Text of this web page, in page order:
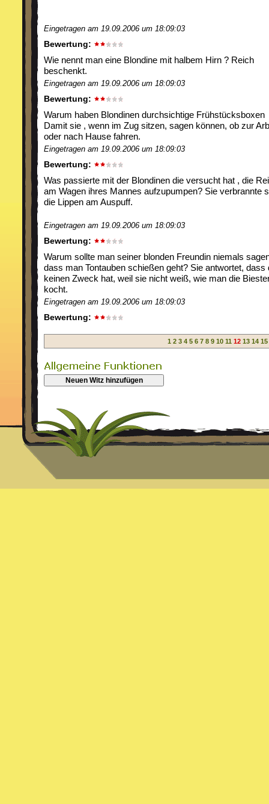
Eingetragen am 19.09.2006 um 18:09:03
Bewertung:
Wie nennt man eine Blondine mit halbem Hirn ? Reich
beschenkt.
Eingetragen am 19.09.2006 um 18:09:03
Bewertung:
Warum haben Blondinen durchsichtige Frühstücksboxen
Damit sie , wenn im Zug sitzen, sagen können, ob zur
oder nach Hause fahren.
Eingetragen am 19.09.2006 um 18:09:03
Bewertung:
Was passierte mit der Blondinen die versucht hat , die
am Wagen ihres Mannes aufzupumpen? Sie verbrannte
die Lippen am Auspuff.
Eingetragen am 19.09.2006 um 18:09:03
Bewertung:
Warum sollte man seiner blonden Freundin niemals
dass man Tontauben schießen geht? Sie antwortet, dass
keinen Zweck hat, weil sie nicht weiß, wie man die
kocht.
Eingetragen am 19.09.2006 um 18:09:03
Bewertung:
1 2 3 4 5 6 7 8 9 10 11 12 13 14 15
Neuen Witz hinzufügen